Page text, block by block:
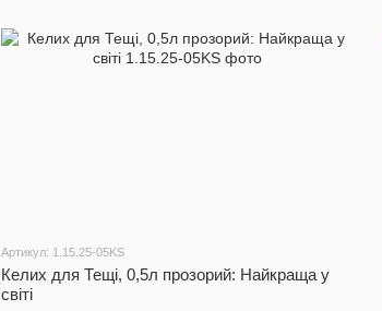
Артикул: 1.15.25-05KS
Келих для Тещі, 0,5л прозорий: Найкраща у
світі